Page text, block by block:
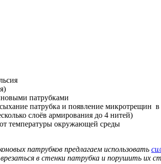
патрубками
патрубка и появление микротрещин
слоёв армирования до 4 нитей)
температуры окружающей среды
патрубков предлагаем использовать
в стенки патрубка и порушить их